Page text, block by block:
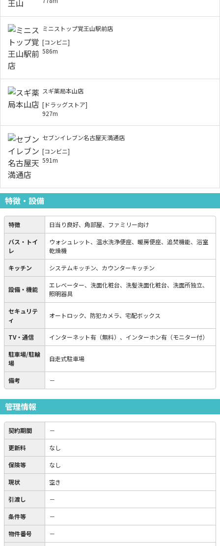
ミニストップ覚王山駅前店
[コンビニ]
586m
スギ薬局本山店
[ドラッグストア]
927m
セブンイレブン名古屋天満通店
[コンビニ]
591m
特徴・設備
特徴 日当り良好、角部屋、ファミリー向け
バス・トイ
レ
ウォシュレット、温水洗浄便座、暖房便座、追焚機能、浴室
乾燥機
キッチン システムキッチン、カウンターキッチン
設備・機能
エレベーター、洗面化粧台、洗髪洗面化粧台、洗面所独立、
照明器具
セキュリテ
ィ
オートロック、防犯カメラ、宅配ボックス
TV・通信 インターネット有（無料）、インターホン有（モニター付）
駐車場/駐輪
場
自走式駐車場
備考 －
管理情報
契約期間 －
更新料 なし
保険等 なし
現状 空き
引渡し －
条件等 －
物件番号 －